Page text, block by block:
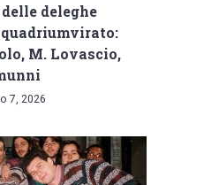
deleghe
M. Lovascio,
7, 2026